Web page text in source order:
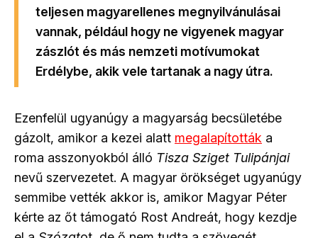
teljesen magyarellenes megnyilvánulásai
vannak, például hogy ne vigyenek magyar
zászlót és más nemzeti motívumokat
Erdélybe, akik vele tartanak a nagy útra.
Ezenfelül ugyanúgy a magyarság becsületébe
gázolt, amikor a kezei alatt megalapították a
roma asszonyokból álló Tisza Sziget Tulipánjai
nevű szervezetet. A magyar örökséget ugyanúgy
semmibe vették akkor is, amikor Magyar Péter
kérte az őt támogató Rost Andreát, hogy kezdje